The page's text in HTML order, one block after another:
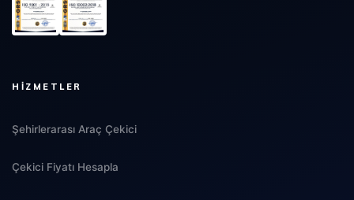
HIZMETLER
Şehirlerarası Araç Çekici
Çekici Fiyatı Hesapla